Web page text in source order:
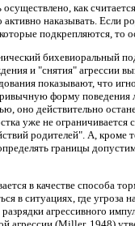
как
наказывать.
подкрепляются, то
бихевиоральный
и "снятия"
показывают, что
форму
оно действительно
уже не
родителей". А,
границы
в качестве способа
в ситуациях, где
агрессивного